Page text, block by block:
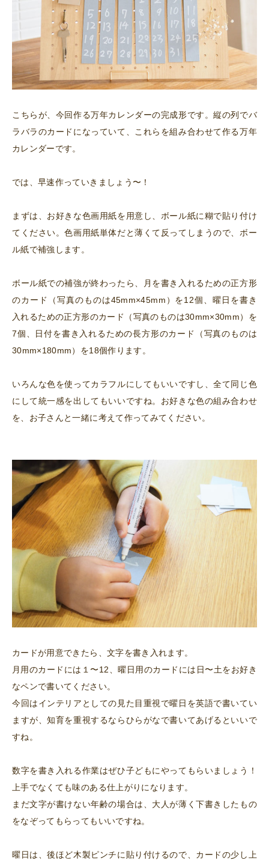
こちらが、今回作る万年カレンダーの完成形です。縦の列でバ
ラバラのカードになっていて、これらを組み合わせて作る万年
カレンダーです。
では、早速作っていきましょう〜！
まずは、お好きな色画用紙を用意し、ボール紙に糊で貼り付け
てください。色画用紙単体だと薄くて反ってしまうので、ボー
ル紙で補強します。
ボール紙での補強が終わったら、月を書き入れるための正方形
のカード（写真のものは45mm×45mm）を12個、曜日を書き
入れるための正方形のカード（写真のものは30mm×30mm）を
7個、日付を書き入れるための長方形のカード（写真のものは
30mm×180mm）を18個作ります。
いろんな色を使ってカラフルにしてもいいですし、全て同じ色
にして統一感を出してもいいですね。お好きな色の組み合わせ
を、お子さんと一緒に考えて作ってみてください。
カードが用意できたら、文字を書き入れます。
月用のカードには１〜12、曜日用のカードには日〜土をお好き
なペンで書いてください。
今回はインテリアとしての見た目重視で曜日を英語で書いてい
ますが、知育を重視するならひらがなで書いてあげるといいで
すね。
数字を書き入れる作業はぜひ子どもにやってもらいましょう！
上手でなくても味のある仕上がりになります。
まだ文字が書けない年齢の場合は、大人が薄く下書きしたもの
をなぞってもらってもいいですね。
曜日は、後ほど木製ピンチに貼り付けるので、カードの少し上